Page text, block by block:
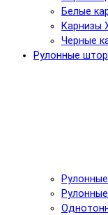
Белые
Карнизы
Черные
Рулонные